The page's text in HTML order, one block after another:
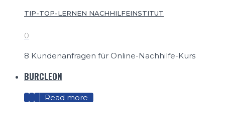
TIP-TOP-LERNEN NACHHILFEINSTITUT
0
8 Kundenanfragen für Online-Nachhilfe-Kurs
BURCLEON
Read more